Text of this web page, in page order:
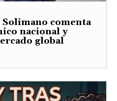
comenta
nacional y
global